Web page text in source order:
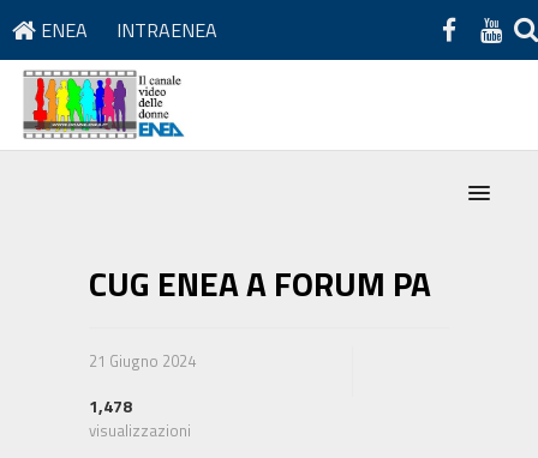
ENEA INTRAENEA
CUG ENEA A FORUM PA
21 Giugno 2024
1,478
visualizzazioni